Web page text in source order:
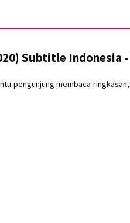
Subtitle Indonesia -
pengunjung membaca